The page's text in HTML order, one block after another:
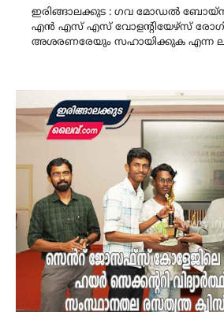
ഇരിങ്ങാലക്കുട : ഗവ മോഡൽ
എൻ എസ് എസ് വോളൻ്റിയേഴ്സ്
അശരണരേയും സഹായിക്കുക എന്ന